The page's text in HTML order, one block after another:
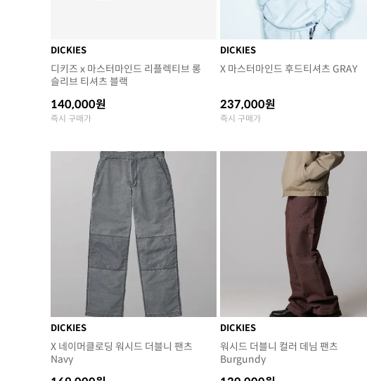
DICKIES
디키즈 x 마스터마인드 리플렉티브 롱
슬리브 티셔츠 블랙
140,000원
즉시 구매가
DICKIES
X 마스터마인드 후드티셔츠 GRAY
237,000원
즉시 구매가
DICKIES
X 네이머클로딩 워시드 더블니 팬츠
Navy
DICKIES
워시드 더블니 컬러 데님 팬츠
Burgundy